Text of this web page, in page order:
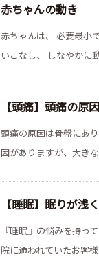
赤ちゃんの動き
赤ちゃんは、 必要最小
いこなし、 しなやかに
【頭痛】頭痛の原
頭痛の原因は骨盤にあ
因がありますが、大き
【睡眠】眠りが浅
『睡眠』の悩みを持っ
院に通われていたお客